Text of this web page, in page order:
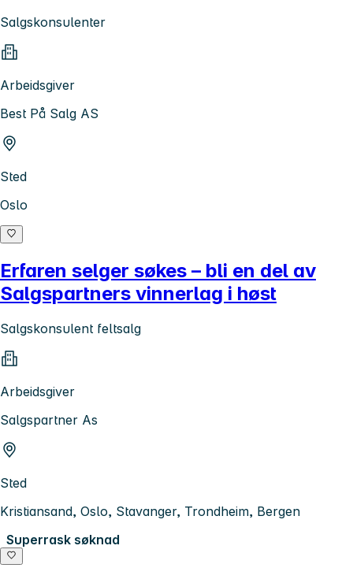
Salgskonsulenter
Arbeidsgiver
Best På Salg AS
Sted
Oslo
Erfaren selger søkes – bli en del av
Salgspartners vinnerlag i høst
Salgskonsulent feltsalg
Arbeidsgiver
Salgspartner As
Sted
Kristiansand, Oslo, Stavanger, Trondheim, Bergen
Superrask søknad